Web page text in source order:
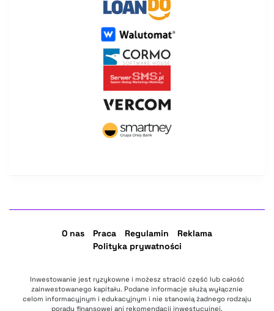
O nas Praca Regulamin
Reklama
Polityka prywatności
Inwestowanie jest ryzykowne i możesz stracić część lub całość
zainwestowanego kapitału. Podane informacje służą wyłącznie
celom informacyjnym i edukacyjnym i nie stanowią żadnego rodzaju
porady finansowej ani rekomendacji inwestycyjnej.